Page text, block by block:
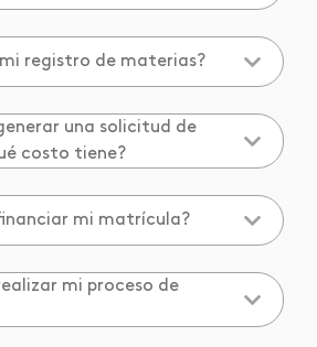
registro de materias?
una solicitud de
costo tiene?
mi matrícula?
mi proceso de